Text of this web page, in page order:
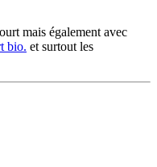
mais également avec
bio. et surtout les